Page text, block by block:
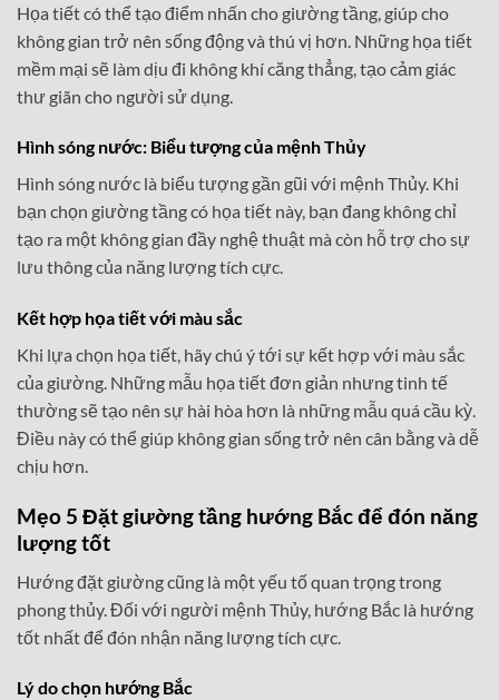
Họa tiết có thể tạo điểm nhấn cho giường tầng, giúp cho
không gian trở nên sống động và thú vị hơn. Những họa tiết
mềm mại sẽ làm dịu đi không khí căng thẳng, tạo cảm giác
thư giãn cho người sử dụng.
Hình sóng nước: Biểu tượng của mệnh Thủy
Hình sóng nước là biểu tượng gần gũi với mệnh Thủy. Khi
bạn chọn giường tầng có họa tiết này, bạn đang không chỉ
tạo ra một không gian đầy nghệ thuật mà còn hỗ trợ cho sự
lưu thông của năng lượng tích cực.
Kết hợp họa tiết với màu sắc
Khi lựa chọn họa tiết, hãy chú ý tới sự kết hợp với màu sắc
của giường. Những mẫu họa tiết đơn giản nhưng tinh tế
thường sẽ tạo nên sự hài hòa hơn là những mẫu quá cầu kỳ.
Điều này có thể giúp không gian sống trở nên cân bằng và dễ
chịu hơn.
Mẹo 5 Đặt giường tầng hướng Bắc để đón năng
lượng tốt
Hướng đặt giường cũng là một yếu tố quan trọng trong
phong thủy. Đối với người mệnh Thủy, hướng Bắc là hướng
tốt nhất để đón nhận năng lượng tích cực.
Lý do chọn hướng Bắc